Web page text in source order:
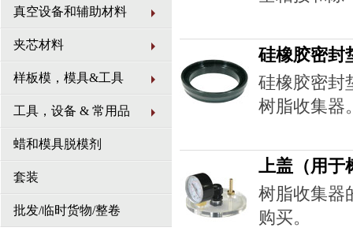
真空设备和辅助材料
夹芯材料
样板模，模具&工具
工具，设备 & 常用品
蜡和模具脱模剂
套装
批发/临时货物/整卷
硅橡胶密封
硅橡胶密封
树脂收集器
上盖（用于
树脂收集器
购买。